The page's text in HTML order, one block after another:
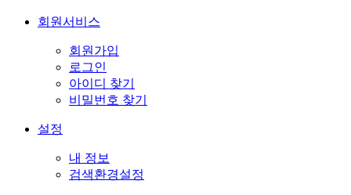
회원서비스
회원가입
로그인
아이디 찾기
비밀번호 찾기
설정
내 정보
검색환경설정